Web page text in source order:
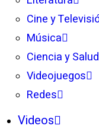
Cine y
Música
Ciencia y Salud
Videojuegos
Redes
Videos